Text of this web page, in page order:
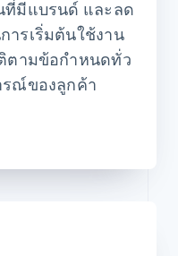
฿1,902.00
฿1,220.00
ที่มีแบรนด์ และลด
ารเริ่มต้นใช้งาน
ตามข้อกำหนดทั่ว
รณ์ของลูกค้า